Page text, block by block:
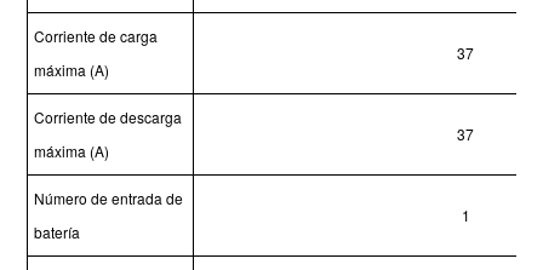
Corriente de carga
máxima (A)
37
Corriente de descarga
máxima (A)
37
Número de entrada de
batería
1